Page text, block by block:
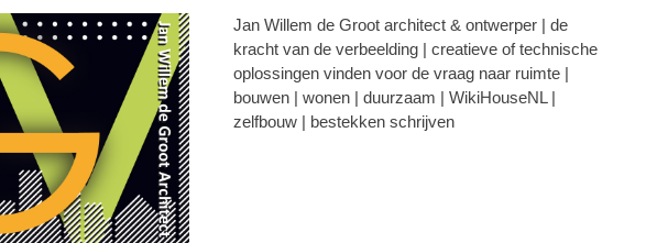
Jan Willem de Groot architect & ontwerper | de
kracht van de verbeelding | creatieve of technische
oplossingen vinden voor de vraag naar ruimte |
bouwen | wonen | duurzaam | WikiHouseNL |
zelfbouw | bestekken schrijven